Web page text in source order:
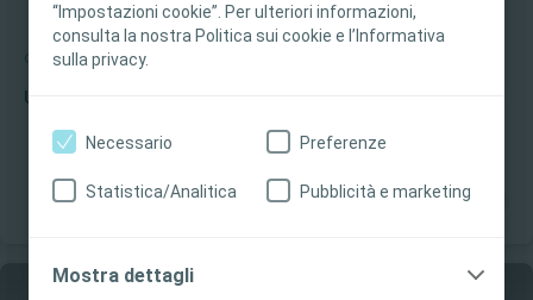
“Impostazioni cookie”. Per ulteriori informazioni,
consulta la nostra Politica sui cookie e l’Informativa
sulla privacy.
Necessario Preferenze
Statistica/Analitica Pubblicità e marketing
Mostra dettagli
responsabilità dell'assistenza ai pazienti rimane
al professionista sanitario. Per informazioni
dettagliate sui prodotti presentati, tra cui
precauzioni e avvertenze, consultare le istruzioni
per l'uso del prodotto.
Cura delle lesioni Strumento
Ulcere del piede diabetico